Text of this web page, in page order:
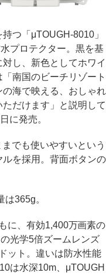
つ「μTOUGH-8010」
プロテクター。黒を基
し、新色としてホワイ
南国のビーチリゾート
海で映える、おしゃれ
だけます」と説明して
に発売。
でも使いやすいという
を採用。背面ボタンの
365g。
に、有効1,400万画素の
光学5倍ズームレンズ
ット。違いは防水性能
は水深10m、μTOUGH